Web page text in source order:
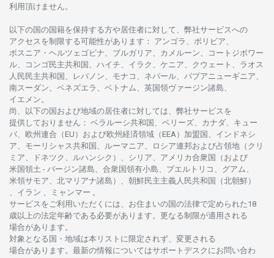
利用頂けません 。
以下の国の国籍を保持する方や居住者に対して、 弊社サービスへの
アクセスを制限する可能性があります ： アンゴラ、ボリビア、
ボスニア ・ ヘルツェゴビナ、ブルガリア、カメルーン、コートジボワー
ル、
コンゴ民主共和国、ハイチ、イラク、ケニア、クウェート、 ラオス
人民民主共和国、レバノン、モナコ、ネパール、パプアニューギニア、
南スーダン、ベネズエラ、ベトナム、 英国領ヴァージン諸島、
イエメン。
尚、 以下の国および地域の居住者に対しては、 弊社サービスを
提供しておりません ： ベラルーシ共和国、ベリーズ、カナダ、キュー
バ、 欧州連合 （EU） および欧州経済領域 （EEA）加盟国、インドネシ
ア、 モーリシャス共和国、ルーマニア、 ロシア連邦および占領地 （クリ
ミア、ドネツク、ルハンシク）、シリア、 アメリカ合衆国 （および
米国領土 - バージン諸島、合衆国領有小島、プエルトリコ、グアム、
米領サモア、 北マリアナ諸島）、 朝鮮民主主義人民共和国 （北朝鮮）
、イラン 、ミャンマー 。
サービスを ご利用いただくには、お住まいの国の法律で定められた 18
歳以上の法定年齢である必要があります。 更なる制限が適用さ れる
場合があります。
対象となる国 ・ 地域は本 リストに限定さ れず、 変更さ れる
場合があります。 最新の情報についてはサポートデスクに お問い合わ